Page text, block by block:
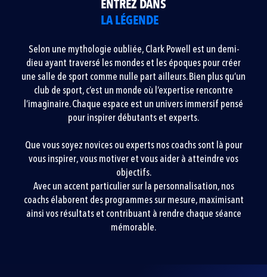
ENTREZ DANS
LA LÉGENDE
Selon une mythologie oubliée, Clark Powell est un demi-
dieu ayant traversé les mondes et les époques pour créer
une salle de sport comme nulle part ailleurs. Bien plus qu’un
club de sport, c’est un monde où l’expertise rencontre
l’imaginaire. Chaque espace est un univers immersif pensé
pour inspirer débutants et experts.
Que vous soyez novices ou experts nos coachs sont là pour
vous inspirer, vous motiver et vous aider à atteindre vos
objectifs.
Avec un accent particulier sur la personnalisation, nos
coachs élaborent des programmes sur mesure, maximisant
ainsi vos résultats et contribuant à rendre chaque séance
mémorable.